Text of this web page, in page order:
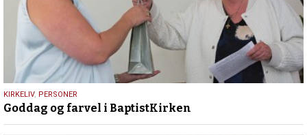
8.
oktober
2024
KIRKELIV, PERSONER
Goddag og farvel i BaptistKirken